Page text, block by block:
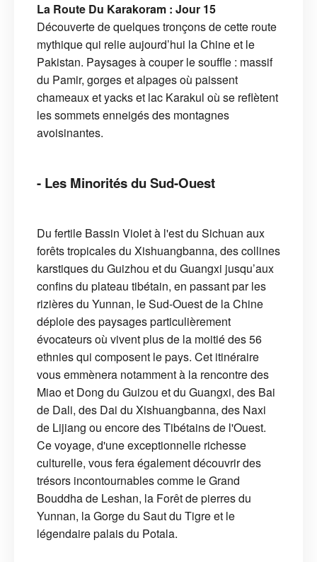
La Route Du Karakoram : Jour 15
Découverte de quelques tronçons de cette route
mythique qui relie aujourd’hui la Chine et le
Pakistan. Paysages à couper le souffle : massif
du Pamir, gorges et alpages où paissent
chameaux et yacks et lac Karakul où se reflètent
les sommets enneigés des montagnes
avoisinantes.
- Les Minorités du Sud-Ouest
Du fertile Bassin Violet à l'est du Sichuan aux
forêts tropicales du Xishuangbanna, des collines
karstiques du Guizhou et du Guangxi jusqu’aux
confins du plateau tibétain, en passant par les
rizières du Yunnan, le Sud-Ouest de la Chine
déploie des paysages particulièrement
évocateurs où vivent plus de la moitié des 56
ethnies qui composent le pays. Cet itinéraire
vous emmènera notamment à la rencontre des
Miao et Dong du Guizou et du Guangxi, des Bai
de Dali, des Dai du Xishuangbanna, des Naxi
de Lijiang ou encore des Tibétains de l'Ouest.
Ce voyage, d'une exceptionnelle richesse
culturelle, vous fera également découvrir des
trésors incontournables comme le Grand
Bouddha de Leshan, la Forêt de pierres du
Yunnan, la Gorge du Saut du Tigre et le
légendaire palais du Potala.